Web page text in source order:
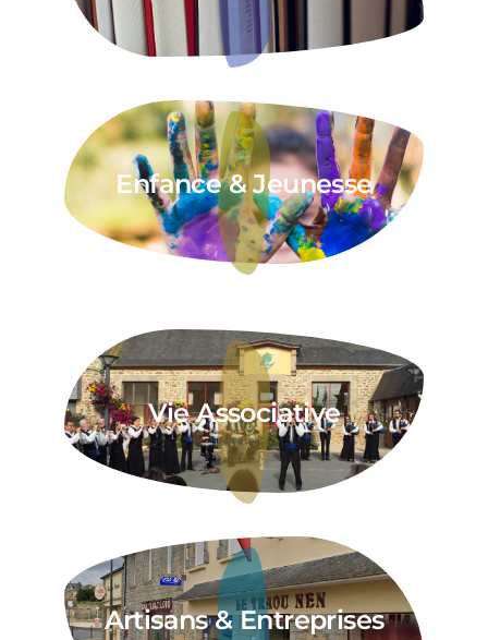
Enfance & Jeunesse
Vie Associative
Artisans & Entreprises